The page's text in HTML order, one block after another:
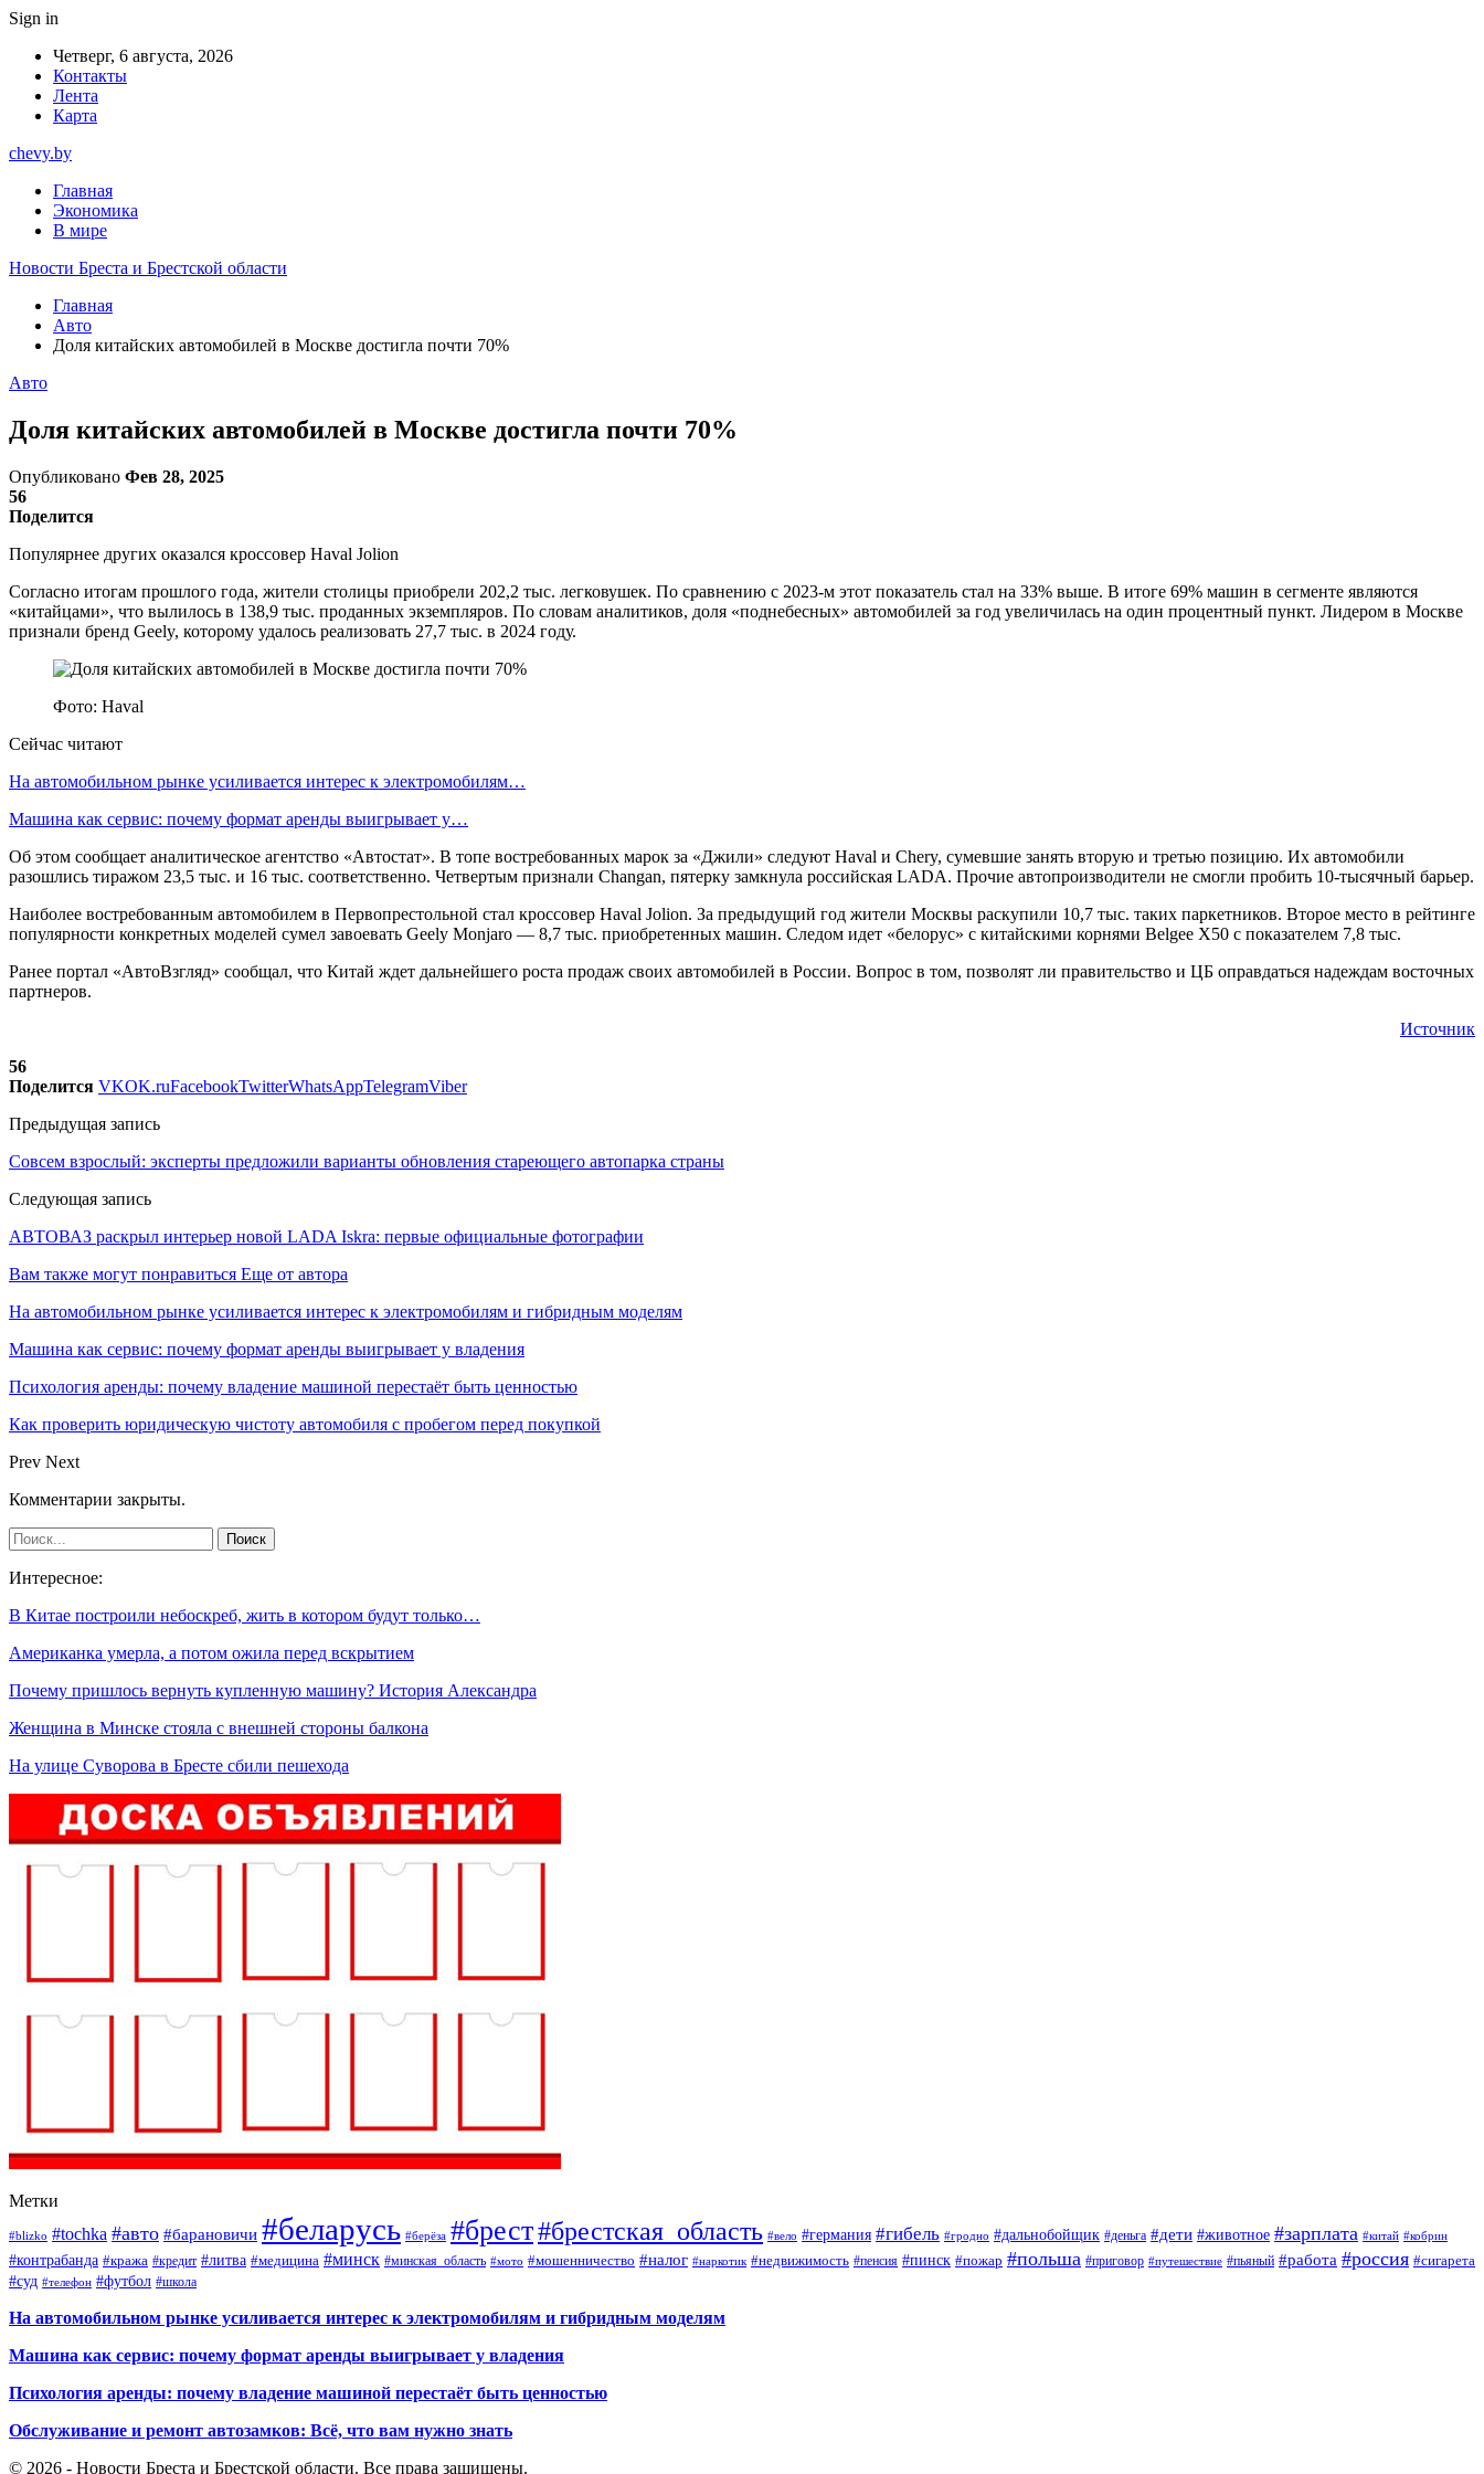
Sign in
Четверг, 6 августа, 2026
Контакты
Лента
Карта
chevy.by
Главная
Экономика
В мире
Новости Бреста и Брестской области
Главная
Авто
Доля китайских автомобилей в Москве достигла почти 70%
Авто
Доля китайских автомобилей в Москве достигла почти 70%
Опубликовано Фев 28, 2025
56
Поделится
Популярнее других оказался кроссовер Haval Jolion
Согласно итогам прошлого года, жители столицы приобрели 202,2 тыс. легковушек. По сравнению с 2023-м этот показатель стал на 33% выше. В итоге 69% машин в сегменте являются
«китайцами», что вылилось в 138,9 тыс. проданных экземпляров. По словам аналитиков, доля «поднебесных» автомобилей за год увеличилась на один процентный пункт. Лидером в Москве
признали бренд Geely, которому удалось реализовать 27,7 тыс. в 2024 году.
Фото: Haval
Сейчас читают
На автомобильном рынке усиливается интерес к электромобилям…
Машина как сервис: почему формат аренды выигрывает у…
Об этом сообщает аналитическое агентство «Автостат». В топе востребованных марок за «Джили» следуют Haval и Chery, сумевшие занять вторую и третью позицию. Их автомобили
разошлись тиражом 23,5 тыс. и 16 тыс. соответственно. Четвертым признали Changan, пятерку замкнула российская LADA. Прочие автопроизводители не смогли пробить 10-тысячный барьер.
Наиболее востребованным автомобилем в Первопрестольной стал кроссовер Haval Jolion. За предыдущий год жители Москвы раскупили 10,7 тыс. таких паркетников. Второе место в рейтинге
популярности конкретных моделей сумел завоевать Geely Monjaro — 8,7 тыс. приобретенных машин. Следом идет «белорус» с китайскими корнями Belgee X50 с показателем 7,8 тыс.
Ранее портал «АвтоВзгляд» сообщал, что Китай ждет дальнейшего роста продаж своих автомобилей в России. Вопрос в том, позволят ли правительство и ЦБ оправдаться надеждам восточных
партнеров.
Источник
56
Поделится VKOK.ruFacebookTwitterWhatsAppTelegramViber
Предыдущая запись
Совсем взрослый: эксперты предложили варианты обновления стареющего автопарка страны
Следующая запись
АВТОВАЗ раскрыл интерьер новой LADA Iskra: первые официальные фотографии
Вам также могут понравиться Еще от автора
На автомобильном рынке усиливается интерес к электромобилям и гибридным моделям
Машина как сервис: почему формат аренды выигрывает у владения
Психология аренды: почему владение машиной перестаёт быть ценностью
Как проверить юридическую чистоту автомобиля с пробегом перед покупкой
Prev Next
Комментарии закрыты.
Интересное:
В Китае построили небоскреб, жить в котором будут только…
Американка умерла, а потом ожила перед вскрытием
Почему пришлось вернуть купленную машину? История Александра
Женщина в Минске стояла с внешней стороны балкона
На улице Суворова в Бресте сбили пешехода
Метки
#blizko #tochka #авто #барановичи #беларусь #берёза #брест#брестская_область #вело #германия #гибель #гродно #дальнобойщик #деньга #дети #животное #зарплата #китай #кобрин
#контрабанда #кража #кредит #литва #медицина #минск #минская_область #мото #мошенничество #налог #наркотик #недвижимость #пенсия #пинск #пожар #польша #приговор #путешествие #пьяный #работа #россия #сигарета
#суд #телефон #футбол #школа
На автомобильном рынке усиливается интерес к электромобилям и гибридным моделям
Машина как сервис: почему формат аренды выигрывает у владения
Психология аренды: почему владение машиной перестаёт быть ценностью
Обслуживание и ремонт автозамков: Всё, что вам нужно знать
© 2026 - Новости Бреста и Брестской области. Все права защищены.